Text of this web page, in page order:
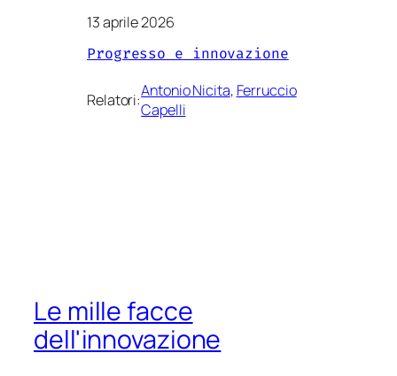
13 aprile 2026
Progresso e innovazione
Relatori:Antonio Nicita, Ferruccio
Capelli
Le mille facce
dell'innovazione